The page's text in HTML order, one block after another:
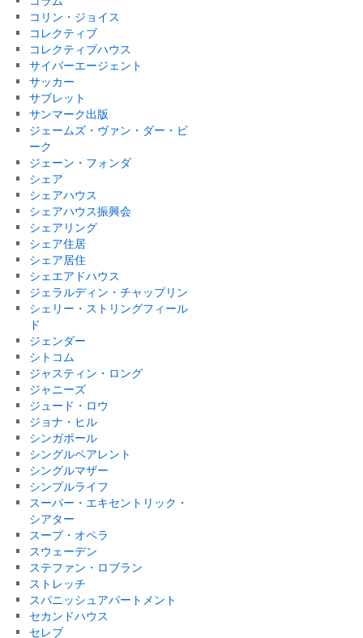
コリン・ジョイス
コレクティブ
コレクティブハウス
サイバーエージェント
サッカー
サブレット
サンマーク出版
ジェームズ・ヴァン・ダー・ビ
ーク
ジェーン・フォンダ
シェア
シェアハウス
シェアハウス振興会
シェアリング
シェア住居
シェア居住
シェエアドハウス
ジェラルディン・チャップリン
シェリー・ストリングフィール
ド
ジェンダー
シトコム
ジャスティン・ロング
ジャニーズ
ジュード・ロウ
ジョナ・ヒル
シンガポール
シングルペアレント
シングルマザー
シンプルライフ
スーパー・エキセントリック・
シアター
スープ・オペラ
スウェーデン
ステファン・ロブラン
ストレッチ
スパニッシュアパートメント
セカンドハウス
セレブ